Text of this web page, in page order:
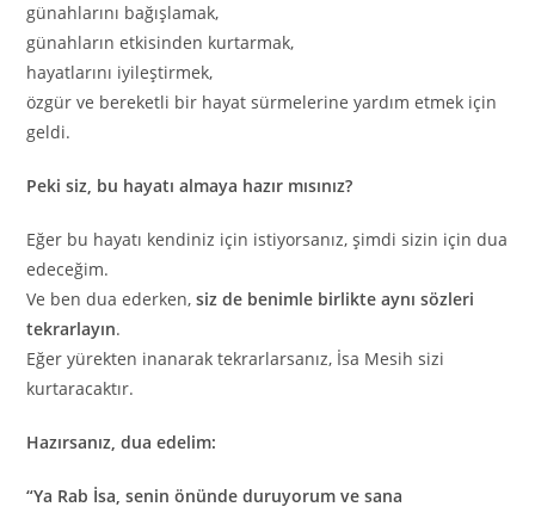
günahlarını bağışlamak,
günahların etkisinden kurtarmak,
hayatlarını iyileştirmek,
özgür ve bereketli bir hayat sürmelerine yardım etmek için
geldi.
Peki siz, bu hayatı almaya hazır mısınız?
Eğer bu hayatı kendiniz için istiyorsanız, şimdi sizin için dua
edeceğim.
Ve ben dua ederken,siz de benimle birlikte aynı sözleri
tekrarlayın.
Eğer yürekten inanarak tekrarlarsanız, İsa Mesih sizi
kurtaracaktır.
Hazırsanız, dua edelim:
“Ya Rab İsa, senin önünde duruyorum ve sana